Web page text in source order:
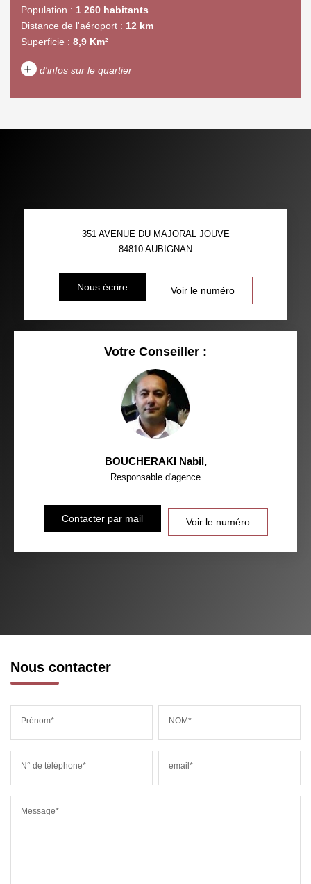
Population : 1 260 habitants
Distance de l'aéroport : 12 km
Superficie : 8,9 Km²
+ d'infos sur le quartier
TAXE FONCIÈRE
PART DES MÉNAGES SANS
VOITURE
DISTANCE DE L'AÉROPORT :
RESTAURANTS ET CAFÉS COMMERCES
351 AVENUE DU MAJORAL JOUVE
84810 AUBIGNAN
Nous écrire Voir le numéro
Votre Conseiller :
BOUCHERAKI Nabil,
Responsable d'agence
Contacter par mail Voir le numéro
Nous contacter
Prénom* NOM*
N° de téléphone* email*
Message*